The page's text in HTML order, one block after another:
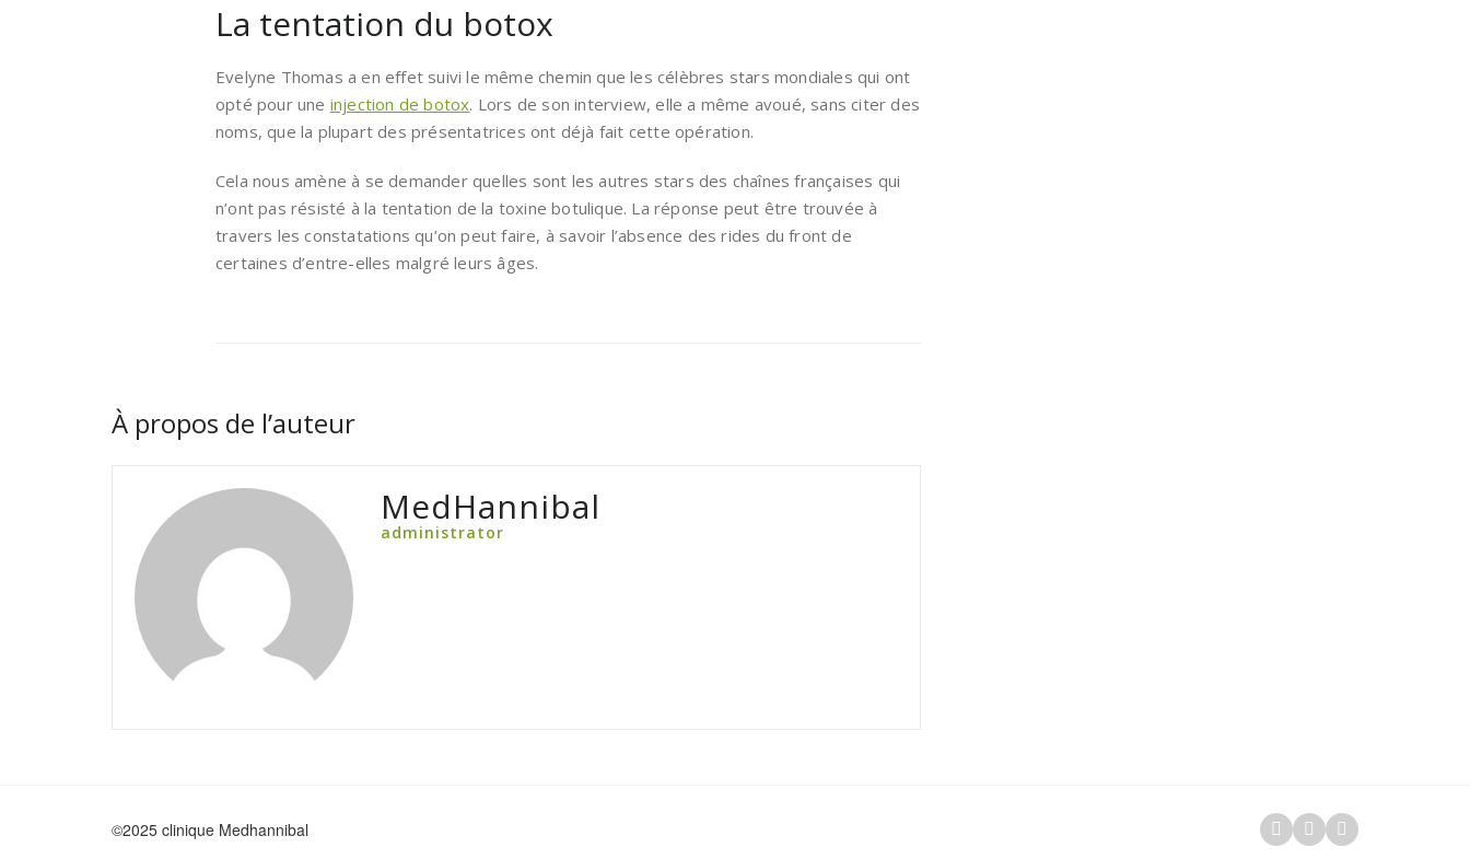
La tentation du botox
Evelyne Thomas a en effet suivi le même chemin que les célèbres stars mondiales qui ont
opté pour une injection de botox. Lors de son interview, elle a même avoué, sans citer des
noms, que la plupart des présentatrices ont déjà fait cette opération.
Cela nous amène à se demander quelles sont les autres stars des chaînes françaises qui
n’ont pas résisté à la tentation de la toxine botulique. La réponse peut être trouvée à
travers les constatations qu’on peut faire, à savoir l’absence des rides du front de
certaines d’entre-elles malgré leurs âges.
À propos de l’auteur
MedHannibal
administrator
©2025 clinique Medhannibal